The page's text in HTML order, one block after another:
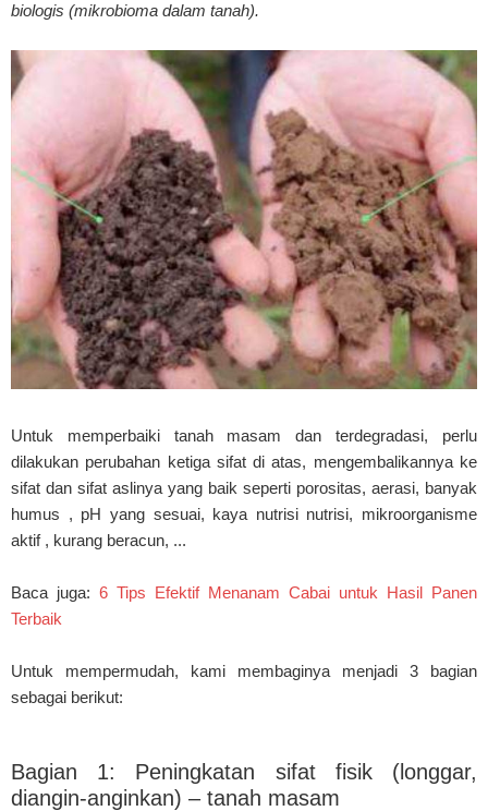
biologis (mikrobioma dalam tanah).
Untuk memperbaiki tanah masam dan terdegradasi, perlu
dilakukan perubahan ketiga sifat di atas, mengembalikannya ke
sifat dan sifat aslinya yang baik seperti porositas, aerasi, banyak
humus , pH yang sesuai, kaya nutrisi nutrisi, mikroorganisme
aktif , kurang beracun, ...
Baca juga: 6 Tips Efektif Menanam Cabai untuk Hasil Panen
Terbaik
Untuk mempermudah, kami membaginya menjadi 3 bagian
sebagai berikut:
Bagian 1: Peningkatan sifat fisik (longgar,
diangin-anginkan) – tanah masam